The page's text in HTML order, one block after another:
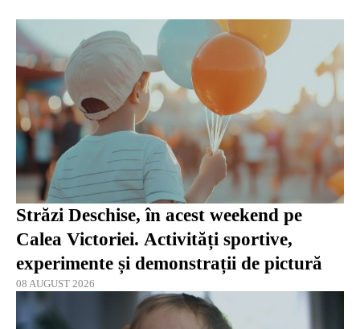
Străzi Deschise, în acest weekend pe
Calea Victoriei. Activități sportive,
experimente și demonstrații de pictură
08 AUGUST 2026